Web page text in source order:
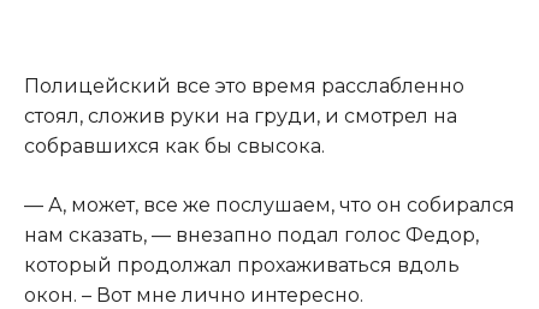
​Полицейский все это время расслабленно
стоял, сложив руки на груди, и смотрел на
собравшихся как бы свысока.​
​— А, может, все же послушаем, что он собирался
нам сказать, — внезапно подал голос Федор,
который продолжал прохаживаться вдоль
окон. – Вот мне лично интересно.​